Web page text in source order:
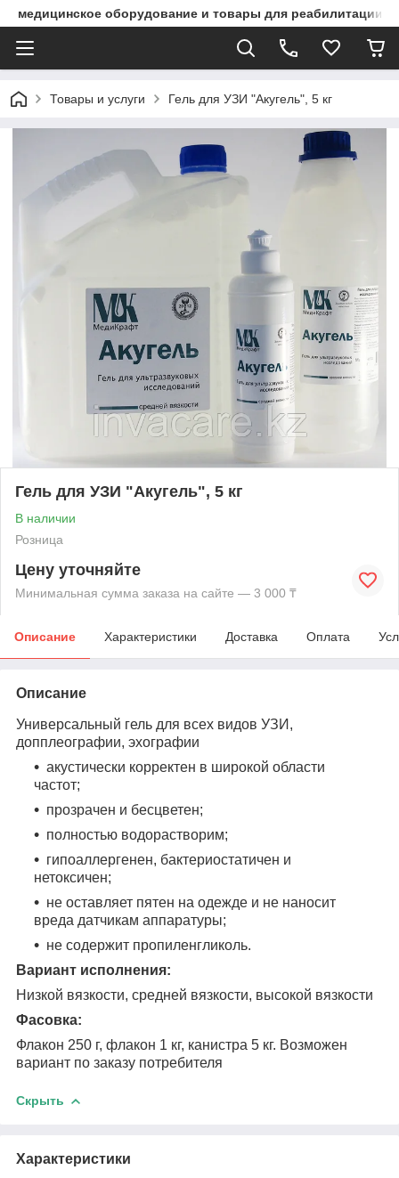
медицинское оборудование и товары для реабилитации
Товары и услуги Гель для УЗИ "Акугель", 5 кг
Гель для УЗИ "Акугель", 5 кг
В наличии
Розница
Цену уточняйте
Минимальная сумма заказа на сайте — 3 000 ₸
Описание Характеристики Доставка Оплата
Описание
Универсальный гель для всех видов УЗИ,
допплеографии, эхографии
акустически корректен в широкой области
частот;
прозрачен и бесцветен;
полностью водорастворим;
гипоаллергенен, бактериостатичен и
нетоксичен;
не оставляет пятен на одежде и не наносит
вреда датчикам аппаратуры;
не содержит пропиленгликоль.
Вариант исполнения:
Низкой вязкости, средней вязкости, высокой вязкости
Фасовка:
Флакон 250 г, флакон 1 кг, канистра 5 кг. Возможен
вариант по заказу потребителя
Скрыть
Характеристики